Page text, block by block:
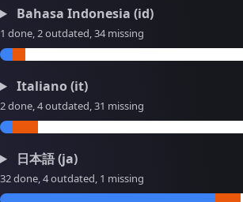
Bahasa Indonesia (id)
1 done, 2 outdated, 34 missing
Italiano (it)
2 done, 4 outdated, 31 missing
日本語 (ja)
32 done, 4 outdated, 1 missing